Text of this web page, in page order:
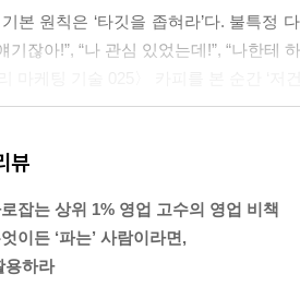
본 원칙은 ‘타깃을 좁혀라’다. 불특정
기잖아!”, “나 관심 있었는데!”, “나한
할 수 있다. ‘왠지 이 사람하고 말투가
마케팅 기술 048〉 처음 만난 사람과
, 프레젠테이션, 계약 전에 ‘내가 되고
뷰
잡는 상위 1% 영업 고수의 영업 비책
이든 ‘파는’ 사람이라면,
용하라